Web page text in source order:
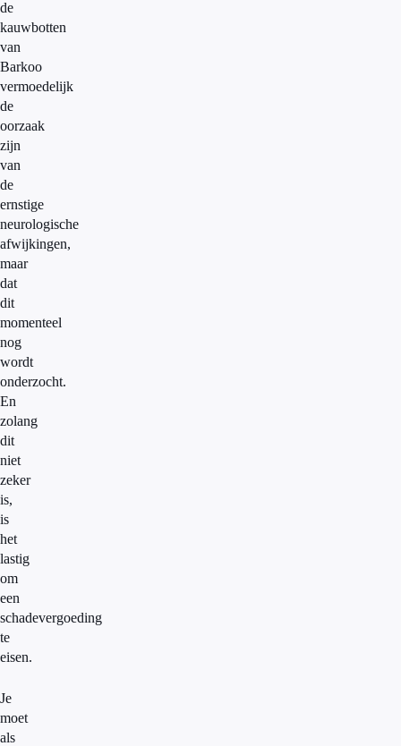
de
kauwbotten
van
Barkoo
vermoedelijk
de
oorzaak
zijn
van
de
ernstige
neurologische
afwijkingen,
maar
dat
dit
momenteel
nog
wordt
onderzocht.
En
zolang
dit
niet
zeker
is,
is
het
lastig
om
een
schadevergoeding
te
eisen.
Je
moet
als